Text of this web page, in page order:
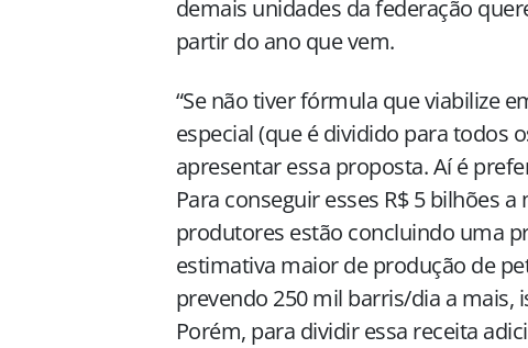
demais unidades da federação
partir do ano que vem.
“Se não tiver fórmula que viabilize
especial (que é dividido para todos
apresentar essa proposta. Aí é
Para conseguir esses R$ 5 bilhões
produtores estão concluindo uma
estimativa maior de produção de
prevendo 250 mil barris/dia a mais,
Porém, para dividir essa receita